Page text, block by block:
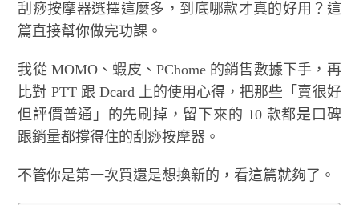
刮痧按摩器選擇這麼多，到底哪款才真的好用？這
篇直接幫你做完功課。
我從 MOMO、蝦皮、PChome 的銷售數據下手，再
比對 PTT 跟 Dcard 上的使用心得，把那些「賣很好
但評價普通」的先刷掉，留下來的 10 款都是口碑
跟銷量都撐得住的刮痧按摩器。
不管你是第一次買還是想換新的，看這篇就夠了。